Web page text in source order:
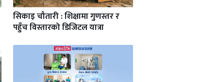
सिकाइ चौतारी : शिक्षामा गुणस्तर र
पहुँच विस्तारको डिजिटल यात्रा